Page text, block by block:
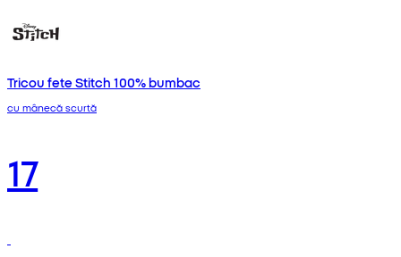
Tricou fete Stitch 100% bumbac
cu mânecă scurtă
17